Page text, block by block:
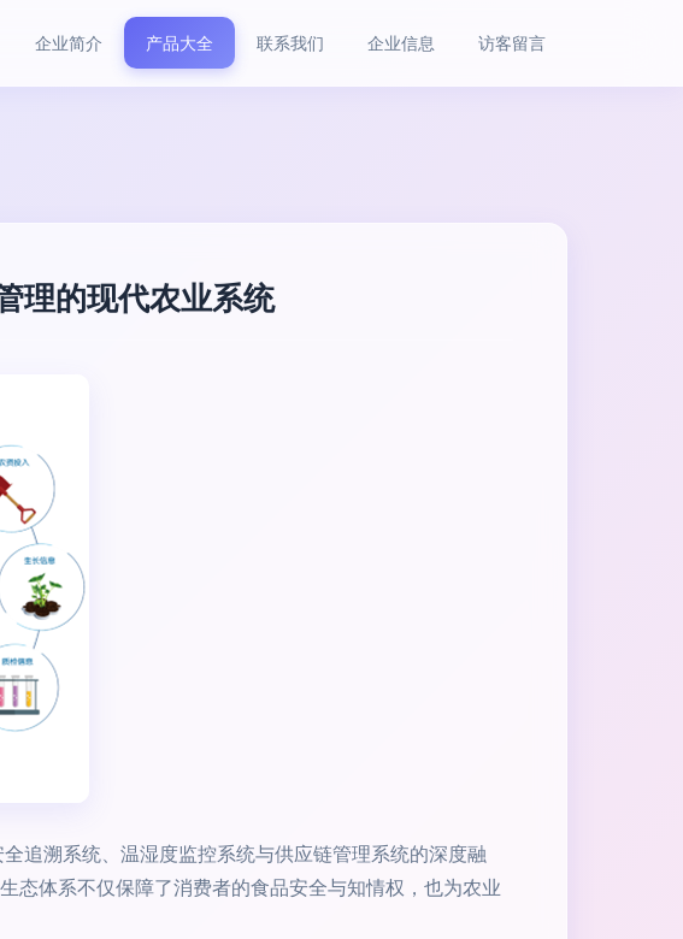
企业简介 产品大全 联系我们 企业信息 访客留言
理的现代农业系统
追溯系统、温湿度监控系统与供应链管理系统的深度融
态体系不仅保障了消费者的食品安全与知情权，也为农业